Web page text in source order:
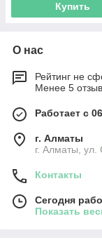
Купить
О нас
Рейтинг не
Менее 5
Работает с
г. Алматы
г. Алматы, ул.
Контакты
Сегодня
Показать